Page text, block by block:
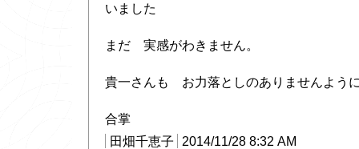
いました
まだ 実感がわきません。
貴一さんも お力落としのありませんよう
合掌
田畑千恵子
2014/11/28 8:32 AM